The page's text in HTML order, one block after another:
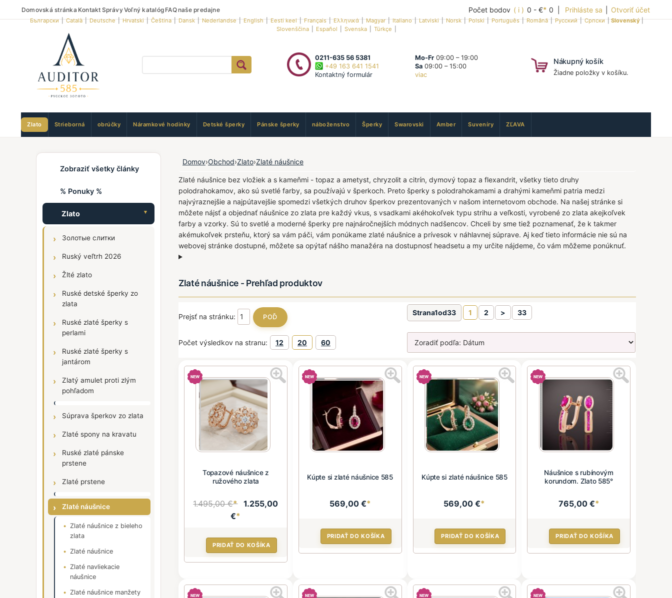
Domovská stránka Kontakt SprávyVoľný katalóg FAQnaše predajne Počet bodov ( i ) 0 - €* 0 | Prihláste sa Otvoriť účet
Български|Català|Deutsche|Hrvatski|Čeština|Dansk|Nederlandse|English|Eesti keel|Français|Ελληνικά|Magyar|Italiano|Latviski|Norsk|Polski|Português|Română|Русский|Српски|Slovenský|
Slovenščina
Español Svenska Türkçe
0211-635 56 5381
+49 163 641 1541
Kontaktný formulár
Mo-Fr09:00 – 19:00
Sa09:00 – 15:00
viac
Nákupný košík
Žiadne položky v košíku.
Zlato Strieborná obrúčky Náramkové hodinky Detské šperky Pánske šperky náboženstvo Šperky Swarovski Amber Suveníry ZĽAVA
Zobraziť všetky články
% Ponuky %
Zlato
Золотые слитки
Ruský veľtrh 2026
Žlté zlato
Ruské detské šperky zo
zlata
Ruské zlaté šperky s
perlami
Ruské zlaté šperky s
jantárom
Zlatý amulet proti zlým
pohľadom
Súprava šperkov zo zlata
Zlaté spony na kravatu
Ruské zlaté pánske
prstene
Zlaté prstene
Zlaté náušnice
Zlaté náušnice z bieleho
zlata
Zlaté náušnice
Zlaté navliekacie
náušnice
Zlaté náušnice manžety
Domov›Obchod›Zlato›Zlaté náušnice
Zlaté náušnice bez vložiek a s kameňmi - topaz a ametyst, chryzolit a citrín, dymový topaz a flexandrit, všetky tieto druhy
polodrahokamov, ako sú svetlé farby, sa používajú v šperkoch. Preto šperky s polodrahokamami a drahými kameňmi patria medzi
najvýraznejšie a najpútavejšie spomedzi všetkých druhov šperkov prezentovaných v našom internetovom obchode. Na našej stránke si
môžete nájsť a objednať náušnice zo zlata pre každý vkus, s vsadkami akéhokoľvek typu strihu a veľkosti, vyrobené zo zlata akejkoľvek
farby a vzorky. Sú to svetlé a moderné šperky pre najnáročnejších módnych nadšencov. Chceli by sme tiež poznamenať, že k takmer
akémukoľvek prsteňu, ktorý sa vám páči, vám ponúkame zlaté náušnice a prívesok v náhlavnej súprave. Aj keď tieto informácie nie sú na
webovej stránke dostupné, môžete sa opýtať nášho manažéra na dostupnosť headsetu a my určite nájdeme, čo vám môžeme ponúknuť.
Zlaté náušnice - Prehľad produktov
Prejsť na stránku: Strana1od33 1 2 > 33
Počet výsledkov na stranu: 12 20 60
Topazové náušnice z
ružového zlata
1.495,00 €*
1.255,00
€*
PRIDAŤ DO KOŠÍKA
Kúpte si zlaté náušnice 585
569,00 €*
PRIDAŤ DO KOŠÍKA
Kúpte si zlaté náušnice 585
569,00 €*
PRIDAŤ DO KOŠÍKA
Náušnice s rubínovým
korundom. Zlato 585°
765,00 €*
PRIDAŤ DO KOŠÍKA